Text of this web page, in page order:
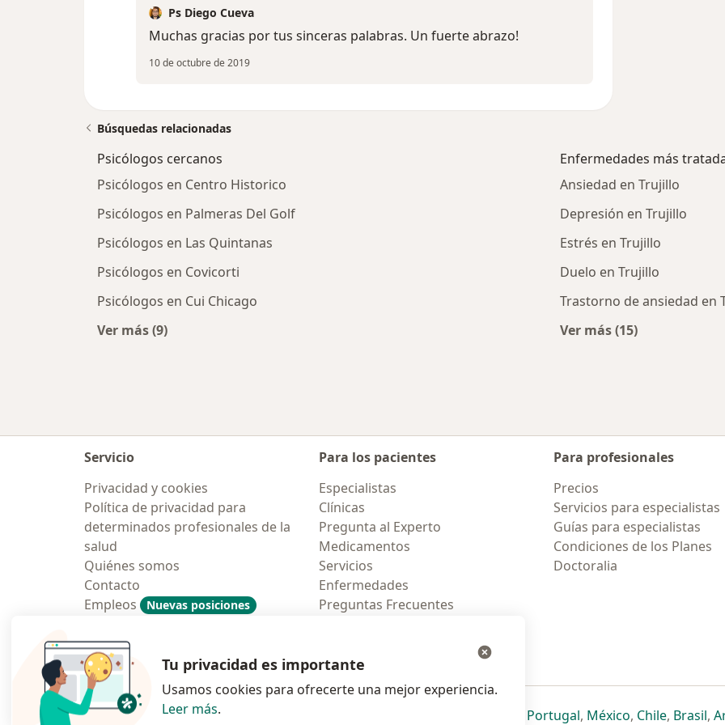
Ps Diego Cueva
Muchas gracias por tus sinceras palabras. Un fuerte abrazo!
10 de octubre de 2019
Búsquedas relacionadas
Psicólogos cercanos
Psicólogos en Centro Historico
Psicólogos en Palmeras Del Golf
Psicólogos en Las Quintanas
Psicólogos en Covicorti
Psicólogos en Cui Chicago
Ver más (9)
Enfermedades más
Ansiedad en Trujillo
Depresión en Trujillo
Estrés en Trujillo
Duelo en Trujillo
Trastorno de ansiedad en
Ver más (15)
Servicio
Privacidad y cookies
Política de privacidad para
determinados profesionales de la
salud
Quiénes somos
Contacto
Empleos
Nuevas posiciones
Contratación
Para los pacientes
Especialistas
Clínicas
Pregunta al Experto
Medicamentos
Servicios
Enfermedades
Preguntas Frecuentes
Para profesionales
Precios
Servicios para especialistas
Guías para especialistas
Condiciones de los Planes
Doctoralia
Polska se abre en una nueva pestaña
se abre en una nueva pestaña
se abre en una nueva pestaña
se abre en una nueva pestaña
Portugalse abre en una nueva
, Méxicose abre en una
, Chilese abre
, Brasilse
,
Tu privacidad es importante
Usamos cookies para ofrecerte una mejor experiencia.
Leer más.